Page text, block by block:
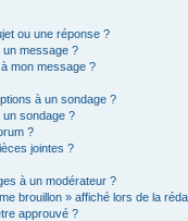
ou une réponse ?
un message ?
mon message ?
à un sondage ?
un sondage ?
?
jointes ?
à un modérateur ?
brouillon » affiché lors de la
approuvé ?